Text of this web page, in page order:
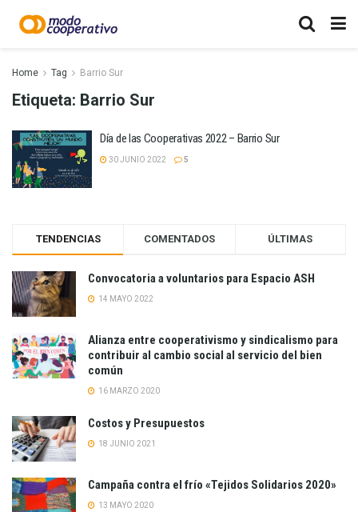
Home Tag Barrio Sur
Etiqueta: Barrio Sur
Día de las Cooperativas 2022 – Barrio Sur
30 JUNIO 2022 5
TENDENCIAS COMENTADOS ÚLTIMAS
Convocatoria a voluntarios para Espacio ASH
14 MAYO 2022
Alianza entre cooperativismo y sindicalismo para
contribuir al cambio social al servicio del bien
común
16 MARZO 2020
Costos y Presupuestos
18 JUNIO 2021
Campaña contra el frío «Tejidos Solidarios 2020»
13 MAYO 2020